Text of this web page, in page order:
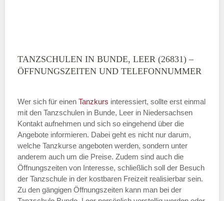
TANZSCHULEN IN BUNDE, LEER (26831) –
ÖFFNUNGSZEITEN UND TELEFONNUMMER
Wer sich für einen Tanzkurs interessiert, sollte erst einmal
mit den Tanzschulen in Bunde, Leer in Niedersachsen
Kontakt aufnehmen und sich so eingehend über die
Angebote informieren. Dabei geht es nicht nur darum,
welche Tanzkurse angeboten werden, sondern unter
anderem auch um die Preise. Zudem sind auch die
Öffnungszeiten von Interesse, schließlich soll der Besuch
der Tanzschule in der kostbaren Freizeit realisierbar sein.
Zu den gängigen Öffnungszeiten kann man bei der